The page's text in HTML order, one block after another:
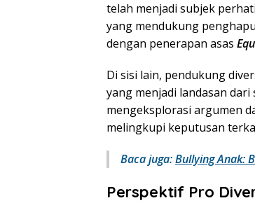
telah menjadi subjek
yang mendukung
dengan penerapan asas
Di sisi lain, pendukung
yang menjadi landasan
mengeksplorasi argumen
melingkupi keputusan
Baca juga:Bullying Anak:
Perspektif Pro